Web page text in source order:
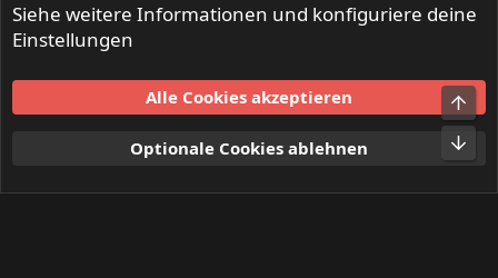
INFERNO - Death Metal & Black Metal
Nutzungsbedingungen
Datenschutz
S
Siehe weitere Informationen und konfiguriere deine
Einstellungen
Alle Cookies akzeptieren
Optionale Cookies ablehnen